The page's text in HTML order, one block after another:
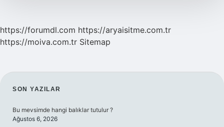
https://forumdl.com https://aryaisitme.com.tr
https://moiva.com.tr Sitemap
SIDEBAR
SON YAZILAR
Bu mevsimde hangi balıklar tutulur ?
Ağustos 6, 2026